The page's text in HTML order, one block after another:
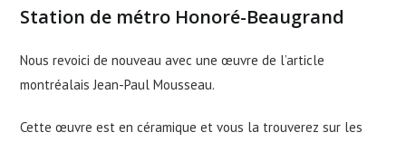
Station de métro Honoré-Beaugrand
Nous revoici de nouveau avec une œuvre de l’article
montréalais Jean-Paul Mousseau.
Cette œuvre est en céramique et vous la trouverez sur les